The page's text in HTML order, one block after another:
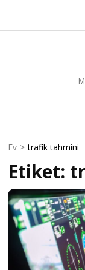
atla
Ev > trafik tahmini
Etiket: